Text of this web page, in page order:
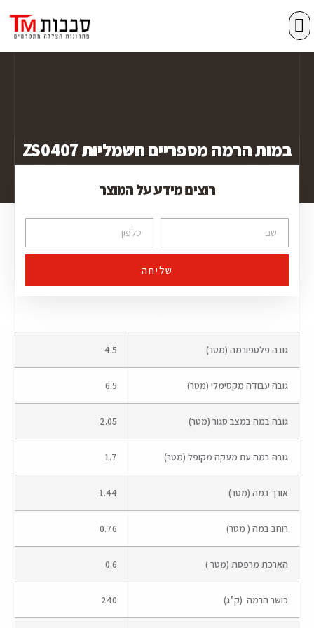
במות הרמה מספריים חשמליות ZS0407
רוצים מידע על המוצר
שליחה
גובה פלטפורמה (מטר) 4.5
גובה עבודה מקסימלי (מטר) 6.5
גובה במה במצב סגור (מטר) 2.05
גובה במה עם מעקה מקופל (מטר) 1.7
אורך במה (מטר) 1.44
רוחב במה ( מטר) 0.76
הארכת מרפסת (מטר ) 0.6
כושר הרמה (ק”ג) 240